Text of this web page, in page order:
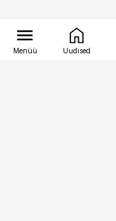
Menüü Uudised